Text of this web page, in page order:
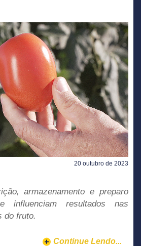
20 outubro de 2023
armazenamento e preparo
influenciam resultados nas
do fruto.
Continue Lendo...